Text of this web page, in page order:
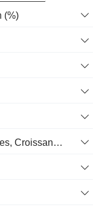
(%)
Bénéfices des activités poursuivies, Croissance 1 an